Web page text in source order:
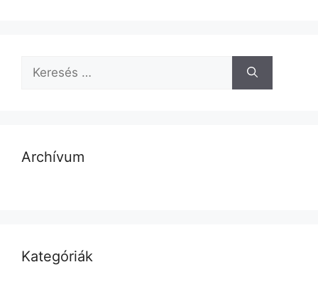
Archívum
Kategóriák